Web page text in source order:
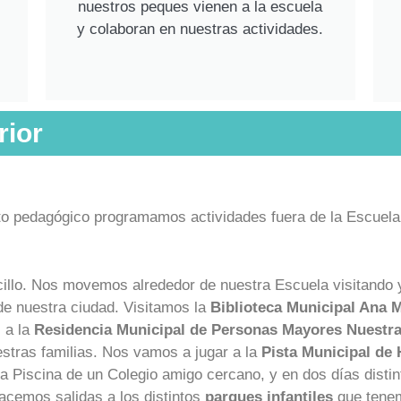
nuestros peques vienen a la escuela
y colaboran en nuestras actividades.
pedagógico programamos actividades fuera de la
Nos movemos alrededor de nuestra Escuela
nuestra ciudad. Visitamos la Biblioteca Municipal Ana
a la Residencia Municipal de Personas Mayores
familias. Nos vamos a jugar a la Pista Municipal de
Piscina de un Colegio amigo cercano, y en dos días
salidas a los distintos parques infantiles que